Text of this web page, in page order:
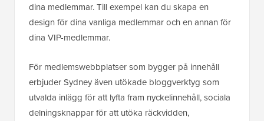
dina medlemmar. Till exempel kan du skapa en
design för dina vanliga medlemmar och en annan för
dina VIP-medlemmar.
För medlemswebbplatser som bygger på innehåll
erbjuder Sydney även utökade bloggverktyg som
utvalda inlägg för att lyfta fram nyckelinnehåll, sociala
delningsknappar för att utöka räckvidden,